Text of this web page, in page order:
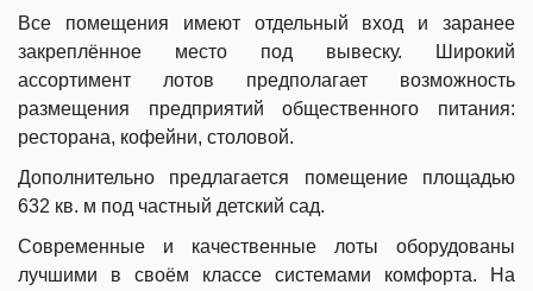
Все помещения имеют отдельный вход и заранее
закреплённое место под вывеску. Широкий
ассортимент лотов предполагает возможность
размещения предприятий общественного питания:
ресторана, кофейни, столовой.
Дополнительно предлагается помещение площадью
632 кв. м под частный детский сад.
Современные и качественные лоты оборудованы
лучшими в своём классе системами комфорта. На